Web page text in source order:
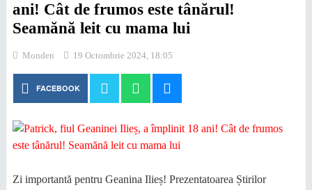
ani! Cât de frumos este tânărul!
Seamănă leit cu mama lui
Monden 19 Octombrie 2024, 18:05
FACEBOOK
Zi importantă pentru Geanina Ilieș! Prezentatoarea Știrilor